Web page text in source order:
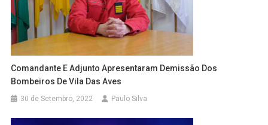
Comandante E Adjunto Apresentaram Demissão Dos
Bombeiros De Vila Das Aves
30 de Setembro, 2022 Paulo Silva